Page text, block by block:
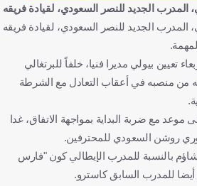
إيطاليا لويس كاسترو
البرتغال
المدرب الجديد للنصر السعودي، لقيادة فريقه
المدرب الجديد للنصر السعودي، لقيادة فريقه
تعيين بيولي مديرا فنيا، خلفاً للبرتغالي
من منصبه في أعقاب التعادل مع الشرطة
مع ضربة البداية بمواجهة الاتفاق، غدا
روشن السعودي للمحترفين.
بالنسبة للمدرب الإيطالي كون "فارس
أيضا للمدرب السابق كاسترو.